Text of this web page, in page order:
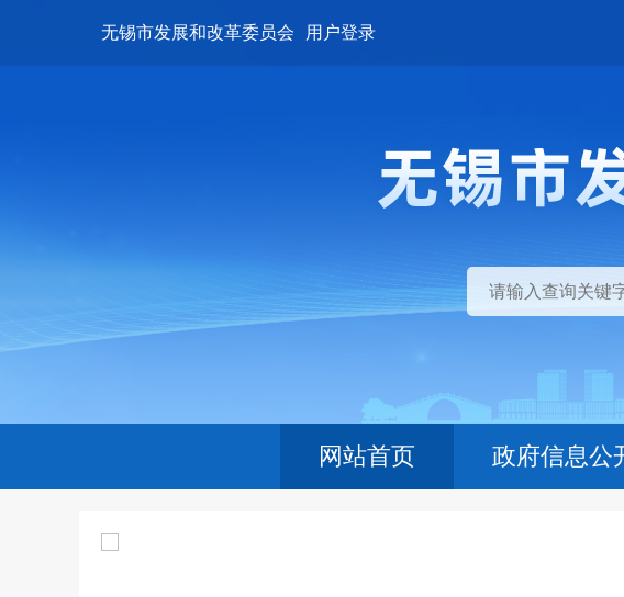
无锡市发展和改革委员会 用户登录
网站首页 政府信息公